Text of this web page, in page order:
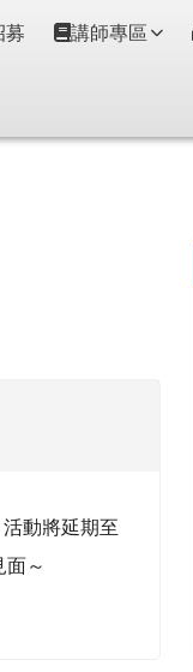
募 講師專區
動將延期至
～